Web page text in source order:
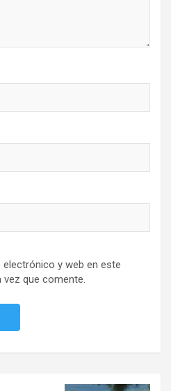
y web en este
vez que comente.